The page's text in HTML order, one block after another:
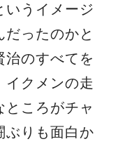
いうイメージ
ったのかと
治のすべてを
イクメンの走
ところがチャ
ぶりも面白か